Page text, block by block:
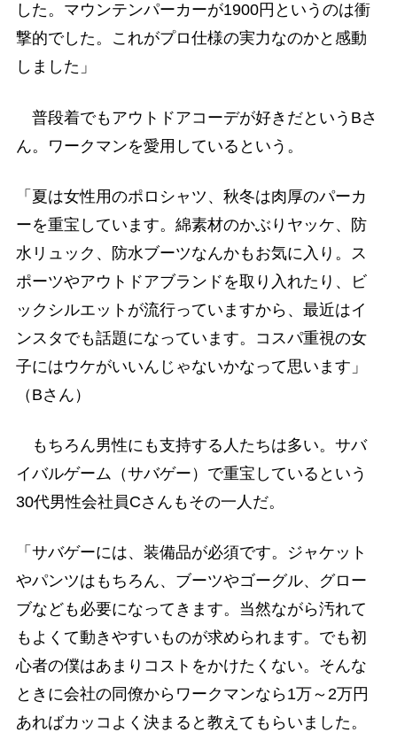
した。マウンテンパーカーが1900円というのは衝
撃的でした。これがプロ仕様の実力なのかと感動
しました」
普段着でもアウトドアコーデが好きだというBさ
ん。ワークマンを愛用しているという。
「夏は女性用のポロシャツ、秋冬は肉厚のパーカ
ーを重宝しています。綿素材のかぶりヤッケ、防
水リュック、防水ブーツなんかもお気に入り。ス
ポーツやアウトドアブランドを取り入れたり、ビ
ックシルエットが流行っていますから、最近はイ
ンスタでも話題になっています。コスパ重視の女
子にはウケがいいんじゃないかなって思います」
（Bさん）
もちろん男性にも支持する人たちは多い。サバ
イバルゲーム（サバゲー）で重宝しているという
30代男性会社員Cさんもその一人だ。
「サバゲーには、装備品が必須です。ジャケット
やパンツはもちろん、ブーツやゴーグル、グロー
ブなども必要になってきます。当然ながら汚れて
もよくて動きやすいものが求められます。でも初
心者の僕はあまりコストをかけたくない。そんな
ときに会社の同僚からワークマンなら1万～2万円
あればカッコよく決まると教えてもらいました。